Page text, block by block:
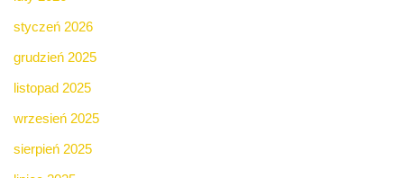
styczeń 2026
grudzień 2025
listopad 2025
wrzesień 2025
sierpień 2025